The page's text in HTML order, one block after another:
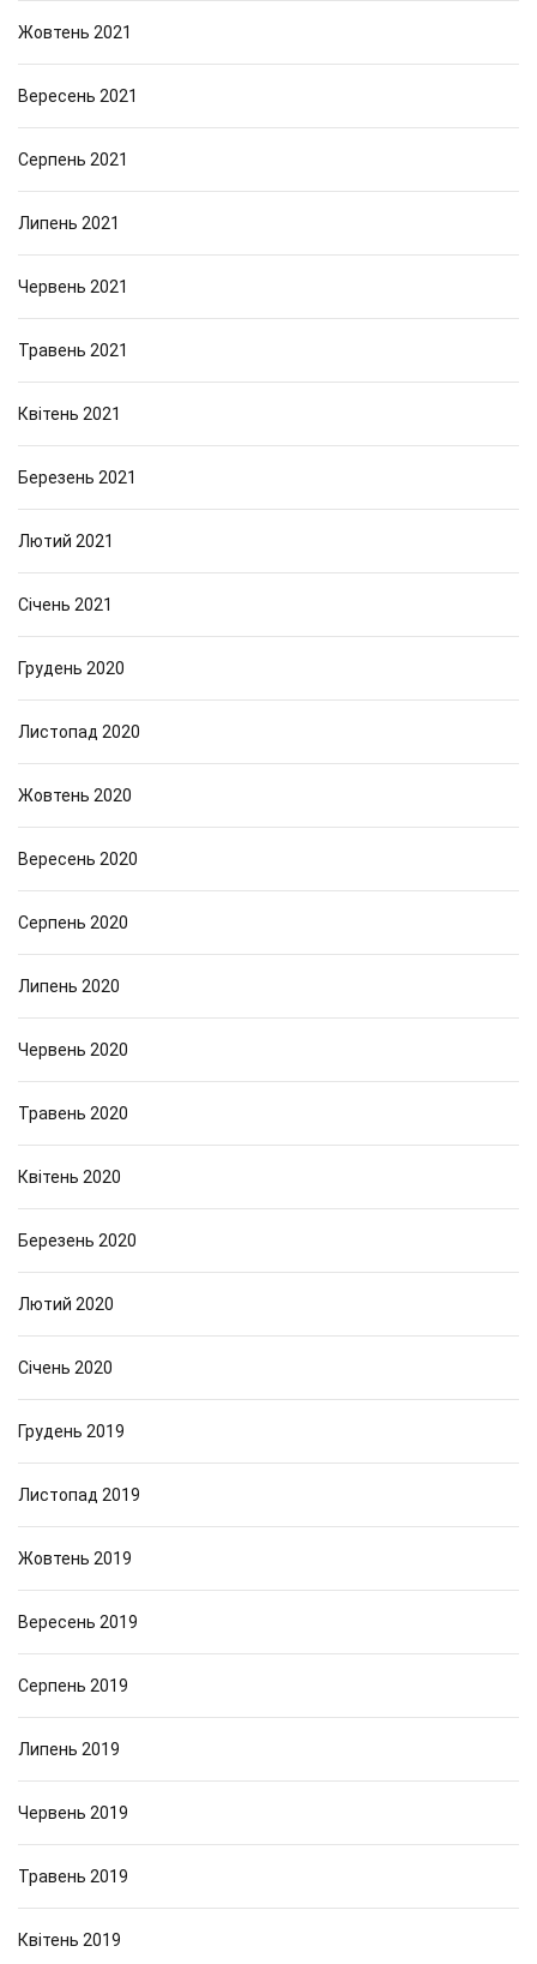
Жовтень 2021
Вересень 2021
Серпень 2021
Липень 2021
Червень 2021
Травень 2021
Квітень 2021
Березень 2021
Лютий 2021
Січень 2021
Грудень 2020
Листопад 2020
Жовтень 2020
Вересень 2020
Серпень 2020
Липень 2020
Червень 2020
Травень 2020
Квітень 2020
Березень 2020
Лютий 2020
Січень 2020
Грудень 2019
Листопад 2019
Жовтень 2019
Вересень 2019
Серпень 2019
Липень 2019
Червень 2019
Травень 2019
Квітень 2019